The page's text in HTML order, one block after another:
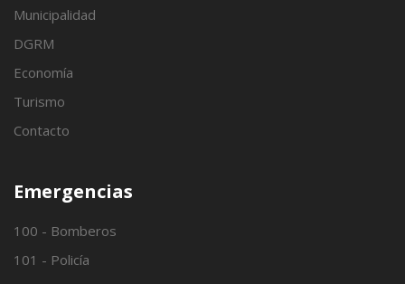
Municipalidad
DGRM
Economía
Turismo
Contacto
Emergencias
100 - Bomberos
101 - Policía